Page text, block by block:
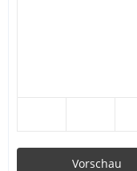
Vorschau